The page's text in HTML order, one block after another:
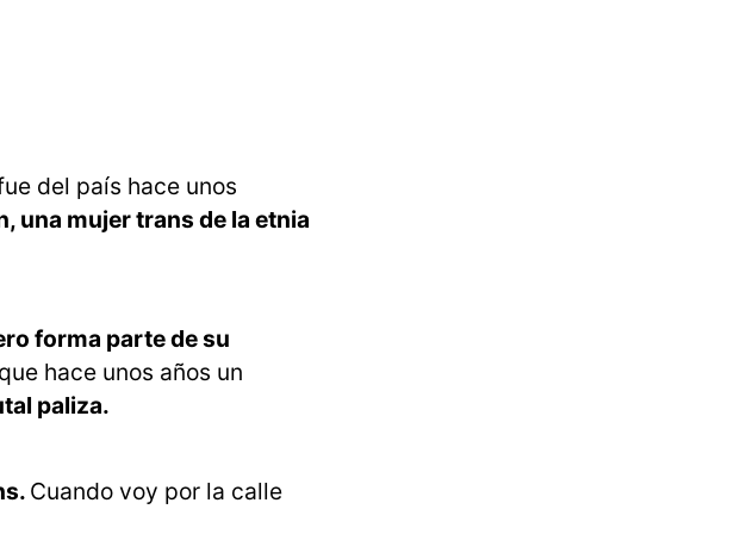
del país hace unos
una mujer trans de la etnia
forma parte de su
hace unos años un
paliza.
Cuando voy por la calle